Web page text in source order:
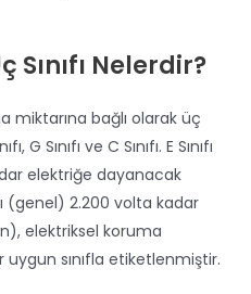
Sınıfı Nelerdir?
miktarına bağlı olarak üç
G Sınıfı ve C Sınıfı. E Sınıfı
elektriğe dayanacak
(genel) 2.200 volta kadar
elektriksel koruma
sınıfla etiketlenmiştir.